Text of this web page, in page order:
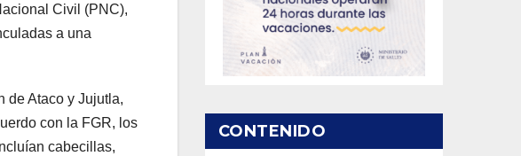
Civil (PNC),
a una
de Ataco y Jujutla,
con la FGR, los
cabecillas,
CONTENIDO